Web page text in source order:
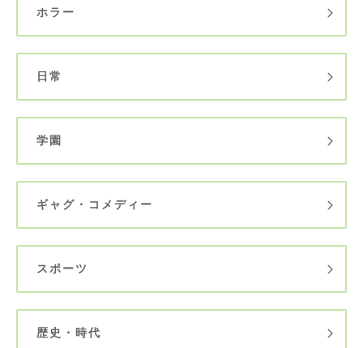
ホラー
日常
学園
ギャグ・コメディー
スポーツ
歴史・時代